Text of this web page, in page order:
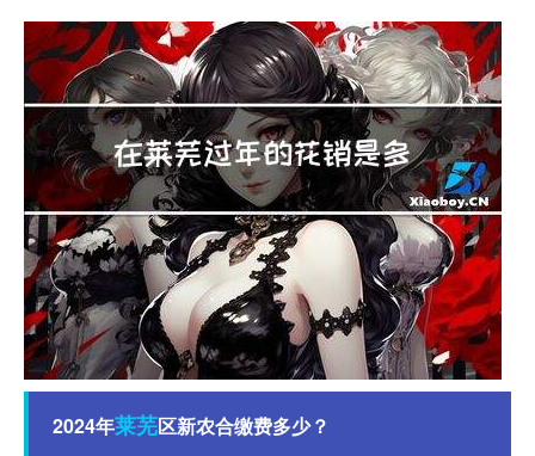
2024年莱芜区新农合缴费多少？